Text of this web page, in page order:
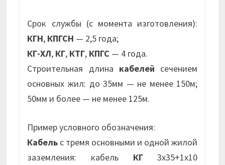
Срок службы (с момента изготовления):
КГН, КПГСН — 2,5 года;
КГ-ХЛ, КГ, КТГ, КПГС — 4 года.
Строительная длина кабелей сечением
основных жил: до 35мм — не менее 150м;
50мм и более — не менее 125м.
Пример условного обозначения:
Кабель с тремя основными и одной жилой
заземления: кабель КГ3х35+1х10